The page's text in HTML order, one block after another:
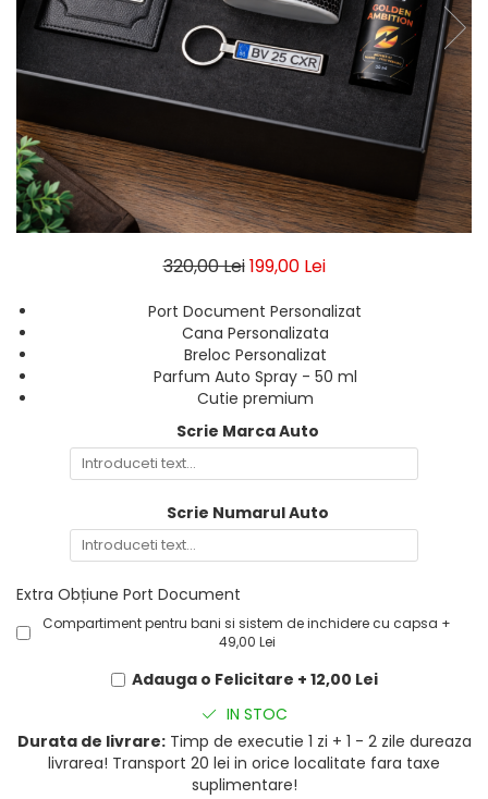
Tablou Aluminiu
Tablouri auto
Calendare Personalizate
Ceas Personalizat
320,00 Lei199,00 Lei
Port Document Personalizat
Cana Personalizata
Breloc Personalizat
Parfum Auto Spray - 50 ml
Cutie premium
Scrie Marca Auto
Scrie Numarul Auto
Extra Obțiune Port Document
Compartiment pentru bani si sistem de inchidere cu capsa +
49,00 Lei
Adauga o Felicitare + 12,00 Lei
IN STOC
Durata de livrare:Timp de executie 1 zi + 1 - 2 zile dureaza
livrarea! Transport 20 lei in orice localitate fara taxe
suplimentare!